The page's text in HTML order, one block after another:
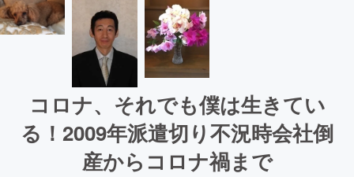
コロナ、それでも僕は生きてい
る！2009年派遣切り不況時会社倒
産からコロナ禍まで